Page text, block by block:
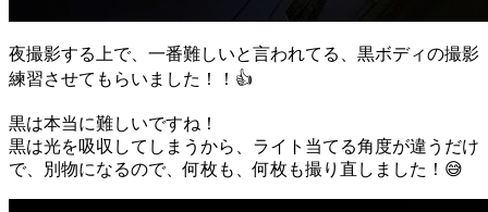
夜撮影する上で、一番難しいと言われてる、黒ボディの撮影
練習させてもらいました！！👍
黒は本当に難しいですね！
黒は光を吸収してしまうから、ライト当てる角度が違うだけ
で、別物になるので、何枚も、何枚も撮り直しました！😅